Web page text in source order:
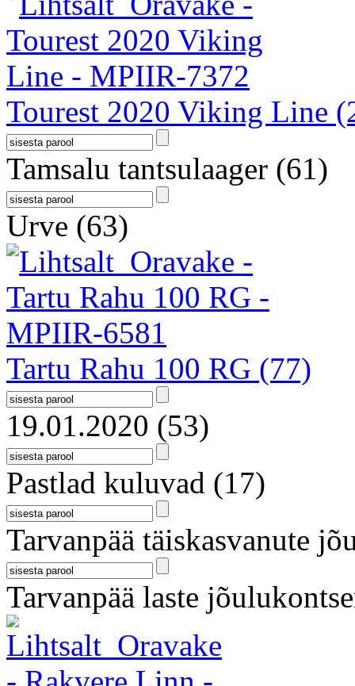
Tourest 2020 Viking Line
Tamsalu tantsulaager (61)
Urve (63)
Tartu Rahu 100 RG (77)
19.01.2020 (53)
Pastlad kuluvad (17)
Tarvanpää täiskasvanute
Tarvanpää laste